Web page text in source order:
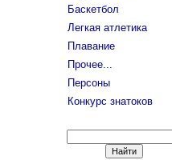
Баскетбол
Легкая атлетика
Плавание
Прочее...
Персоны
Конкурс знатоков